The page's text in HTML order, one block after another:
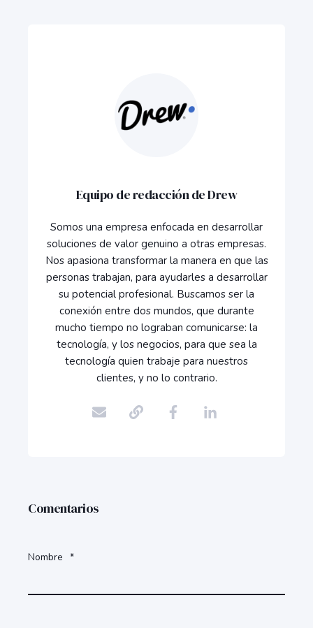
Equipo de redacción de Drew
Somos una empresa enfocada en desarrollar
soluciones de valor genuino a otras empresas.
Nos apasiona transformar la manera en que las
personas trabajan, para ayudarles a desarrollar
su potencial profesional. Buscamos ser la
conexión entre dos mundos, que durante
mucho tiempo no lograban comunicarse: la
tecnología, y los negocios, para que sea la
tecnología quien trabaje para nuestros
clientes, y no lo contrario.
Comentarios
Nombre *